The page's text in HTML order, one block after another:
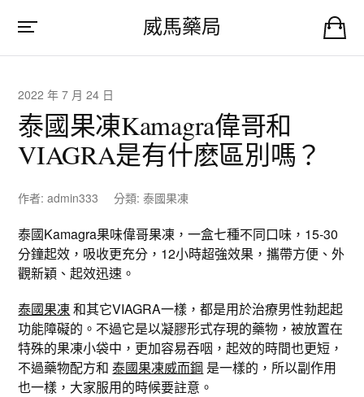
威馬藥局
2022 年 7 月 24 日
泰國果凍Kamagra偉哥和
VIAGRA是有什麽區別嗎？
作者:admin333 分類: 泰國果凍
泰國Kamagra果味偉哥果凍，一盒七種不同口味，15-30
分鐘起效，吸收更充分，12小時超強效果，攜帶方便、外
觀新穎、起效迅速。
泰國果凍和其它VIAGRA一樣，都是用於治療男性勃起起
功能障礙的。不過它是以凝膠形式存現的藥物，被放置在
特殊的果凍小袋中，更加容易吞咽，起效的時間也更短，
不過藥物配方和泰國果凍威而鋼 是一樣的，所以副作用
也一樣，大家服用的時候要註意。